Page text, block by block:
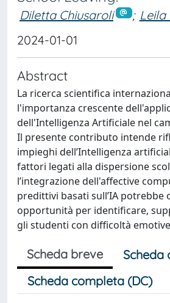
Diletta Chiusaroli ; Leila
2024-01-01
Abstract
La ricerca scientifica
l'importanza crescente
dell'Intelligenza Artificiale nel
Il presente contributo intende
impieghi dell’Intelligenza
fattori legati alla dispersione
l’integrazione dell'affective
predittivi basati sull’IA potrebbe
opportunità per identificare,
gli studenti con difficoltà
Scheda breve
Scheda
Scheda completa (DC)